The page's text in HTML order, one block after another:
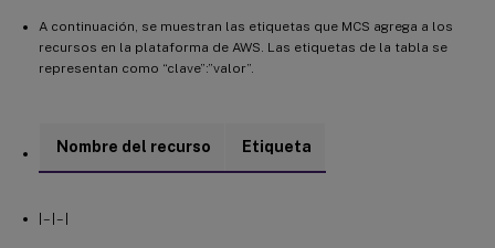
A continuación, se muestran las etiquetas que MCS agrega a los
recursos en la plataforma de AWS. Las etiquetas de la tabla se
representan como “clave”:”valor”.
Nombre del recurso Etiqueta
| – | – |